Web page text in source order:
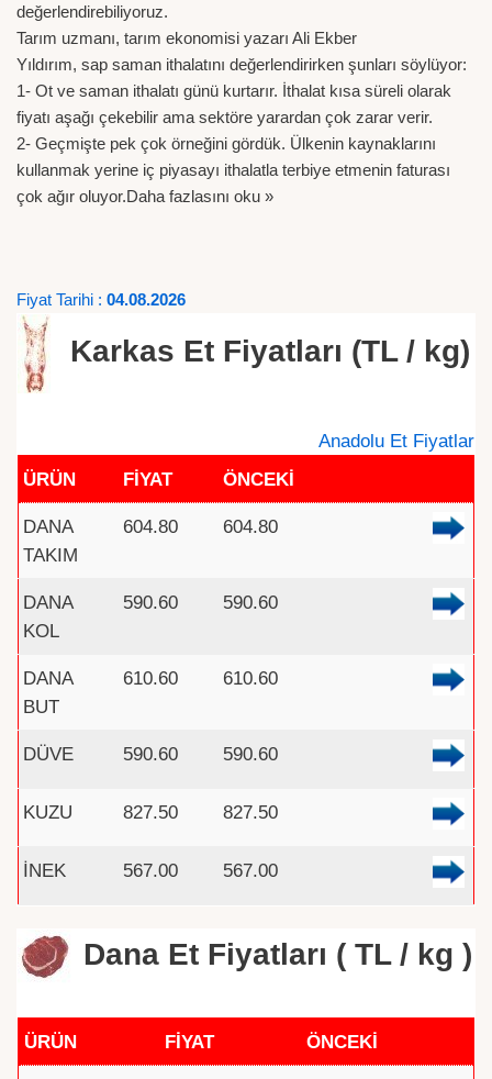
değerlendirebiliyoruz.
Tarım uzmanı, tarım ekonomisi yazarı Ali Ekber
Yıldırım, sap saman ithalatını değerlendirirken şunları söylüyor:
1- Ot ve saman ithalatı günü kurtarır. İthalat kısa süreli olarak
fiyatı aşağı çekebilir ama sektöre yarardan çok zarar verir.
2- Geçmişte pek çok örneğini gördük. Ülkenin kaynaklarını
kullanmak yerine iç piyasayı ithalatla terbiye etmenin faturası
çok ağır oluyor.Daha fazlasını oku »
Fiyat Tarihi : 04.08.2026
Karkas Et Fiyatları (TL / kg)
Anadolu Et Fiyatlar
ÜRÜN
FİYAT ÖNCEKİ
DANA
TAKIM
604.80 604.80
DANA
KOL
590.60 590.60
DANA
BUT
610.60 610.60
DÜVE 590.60 590.60
KUZU 827.50 827.50
İNEK 567.00 567.00
Dana Et Fiyatları ( TL / kg )
ÜRÜN FİYAT ÖNCEKİ